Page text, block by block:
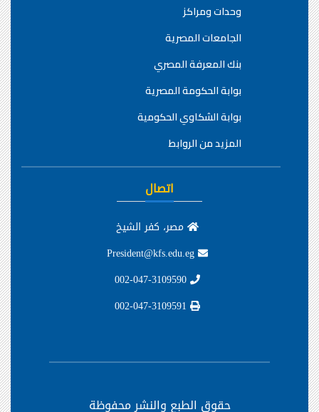
وحدات ومراكز
الجامعات المصرية
بنك المعرفة المصري
بوابة الحكومة المصرية
بوابة الشكاوي الحكومية
المزيد من الروابط
اتصال
مصر، كفر الشيخ
حقوق الطبع والنشر محفوظة